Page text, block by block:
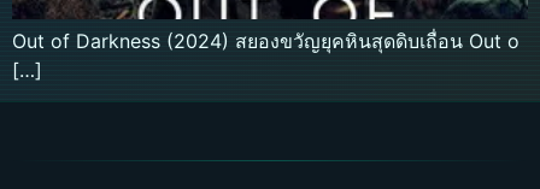
Out of Darkness (2024) สยองขวัญยุคหินสุดดิบเถื่อน Out o
[…]